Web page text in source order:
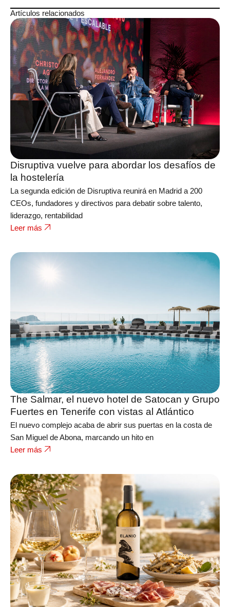
Artículos relacionados
Disruptiva vuelve para abordar los desafíos de
la hostelería
La segunda edición de Disruptiva reunirá en Madrid a 200
CEOs, fundadores y directivos para debatir sobre talento,
liderazgo, rentabilidad
Leer más
The Salmar, el nuevo hotel de Satocan y Grupo
Fuertes en Tenerife con vistas al Atlántico
El nuevo complejo acaba de abrir sus puertas en la costa de
San Miguel de Abona, marcando un hito en
Leer más